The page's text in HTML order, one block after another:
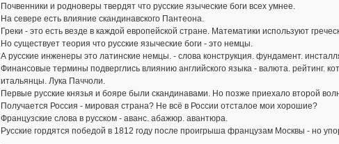
Почвенники и родноверы твердят что русские языческие боги всех умнее.
На севере есть влияние скандинавского Пантеона.
Греки - это есть везде в каждой европейской стране. Математики используют
Но существует теория что русские языческие боги - это немцы.
А русские инженеры это латинские немцы. - слова конструкция. фундамент.
Финансовые термины подверглись влиянию английского языка - валюта. рейтинг.
итальянцы. Лука Паччоли.
Первые русские князья и бояре были скандинавами. Но позже приехало второй
Получается Россия - мировая страна? Не всё в России отсталое мои хорошие?
Французские слова в русском - аванс. абажюр. авантюра.
Русские гордятся победой в 1812 году после проигрыша французам Москвы - но